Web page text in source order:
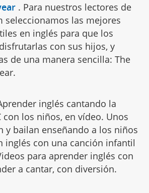
. Para nuestros lectores de
seleccionamos las mejores
en inglés para que los
con sus hijos, y
de una manera sencilla: The
inglés cantando la
con los niños, en vídeo. Unos
y bailan enseñando a los niños
inglés con una canción infantil
para aprender inglés con
a cantar, con diversión.